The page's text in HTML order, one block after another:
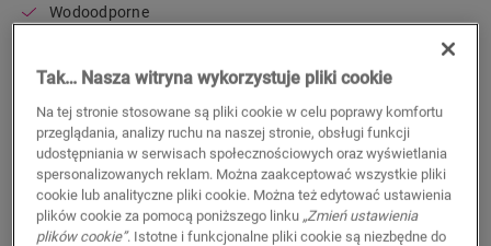
Wodoodporne
119,95 PLN/m²
Sugerowana cena brutto
Znajdź dealera w swoim regionie
Chcesz zobaczyć tę podłogę na żywo? Nadal nurtują
Cię jakieś pytania? Nie ma problemu! Zawsze możesz
znaleźć dealera w swoim pobliżu.
Tak… Nasza witryna wykorzystuje pliki cookie
Na tej stronie stosowane są pliki cookie w celu poprawy komfortu
przeglądania, analizy ruchu na naszej stronie, obsługi funkcji
udostępniania w serwisach społecznościowych oraz wyświetlania
spersonalizowanych reklam. Można zaakceptować wszystkie pliki
cookie lub analityczne pliki cookie. Można też edytować ustawienia
plików cookie za pomocą poniższego linku „Zmień ustawienia
plików cookie”. Istotne i funkcjonalne pliki cookie są niezbędne do